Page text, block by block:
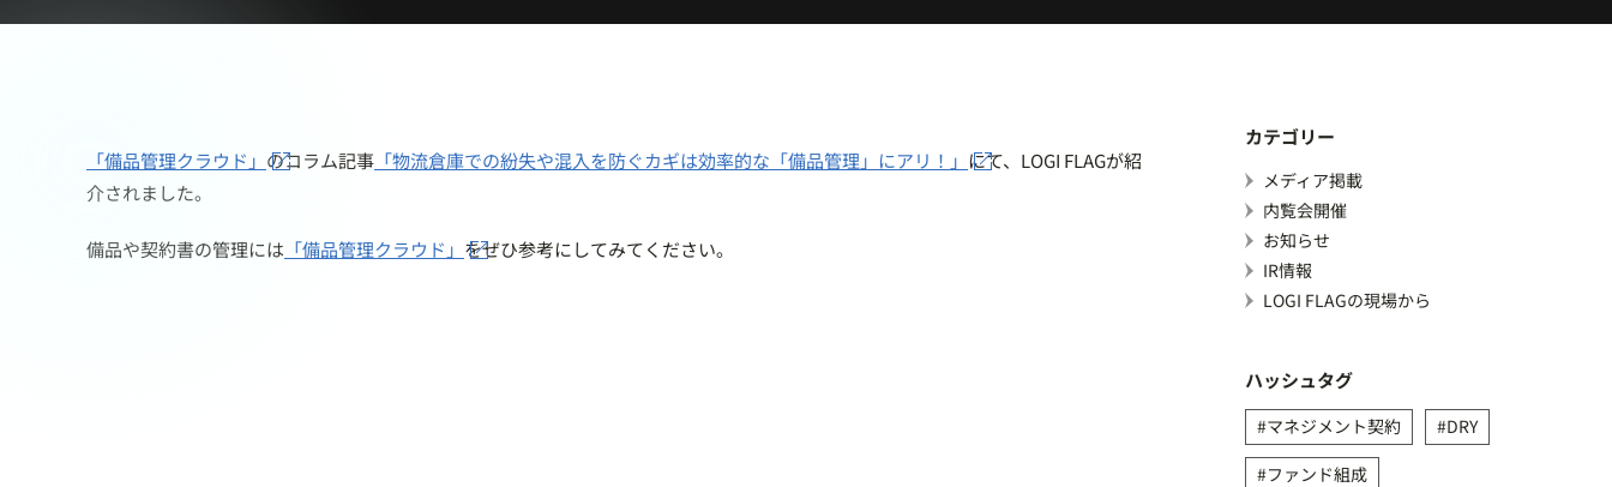
「備品管理クラウド」 のコラム記事 「物流倉庫での紛失や混入を防ぐカギは効率的な「備品管理」にアリ！」 にて、LOGI FLAGが紹
介されました。
備品や契約書の管理には 「備品管理クラウド」 をぜひ参考にしてみてください。
カテゴリー
メディア掲載
内覧会開催
お知らせ
IR情報
LOGI FLAGの現場から
ハッシュタグ
マネジメント契約
DRY
ファンド組成